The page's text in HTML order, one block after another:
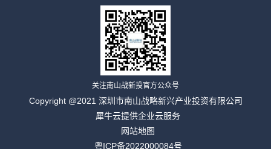
关注南山战新投官方公众号
Copyright @2021 深圳市南山战略新兴产业投资有限公司
犀牛云提供企业云服务
网站地图
粤ICP备2022000084号